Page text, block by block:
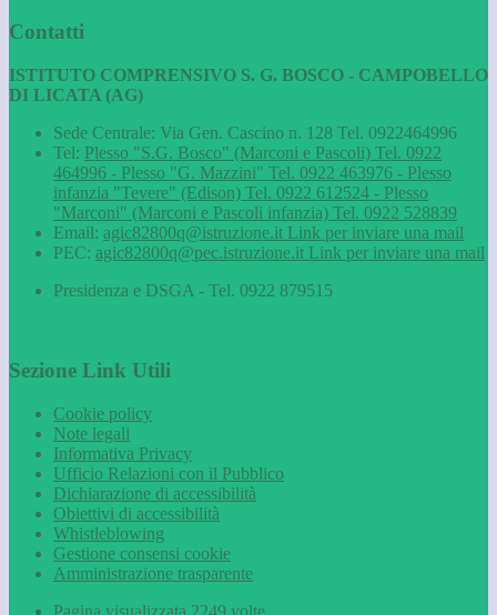
Contatti
ISTITUTO COMPRENSIVO S. G. BOSCO - CAMPOBELLO
DI LICATA (AG)
Sede Centrale: Via Gen. Cascino n. 128 Tel. 0922464996
Tel: Plesso "S.G. Bosco" (Marconi e Pascoli) Tel. 0922
464996 - Plesso "G. Mazzini" Tel. 0922 463976 - Plesso
infanzia "Tevere" (Edison) Tel. 0922 612524 - Plesso
"Marconi" (Marconi e Pascoli infanzia) Tel. 0922 528839
Email: agic82800q@istruzione.it Link per inviare una mail
PEC: agic82800q@pec.istruzione.it Link per inviare una mail
Presidenza e DSGA - Tel. 0922 879515
Sezione Link Utili
Cookie policy
Note legali
Informativa Privacy
Ufficio Relazioni con il Pubblico
Dichiarazione di accessibilità
Obiettivi di accessibilità
Whistleblowing
Gestione consensi cookie
Amministrazione trasparente
Pagina visualizzata 2249 volte